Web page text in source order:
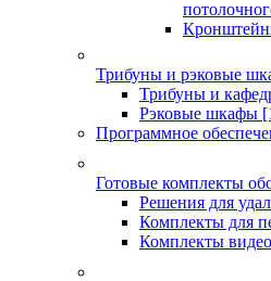
Трибуны и рэковые
Трибуны и
Рэковые шкафы
Программное
Готовые комплекты
Решения для
Комплекты для
Комплекты